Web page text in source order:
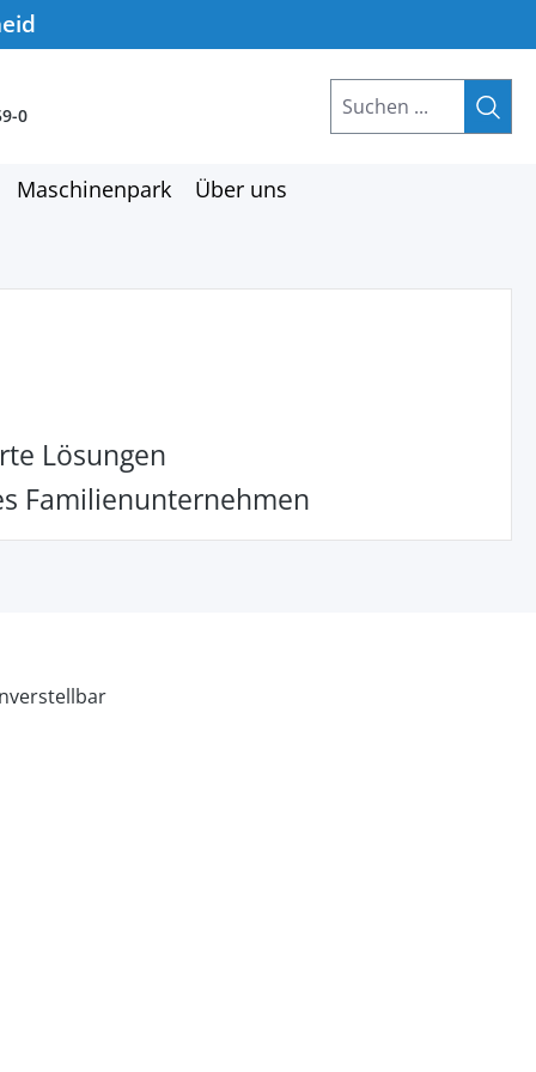
0
Maschinenpark Über uns
Lösungen
Familienunternehmen